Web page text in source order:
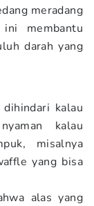
meradang
membantu
darah yang
kalau
kalau
misalnya
yang bisa
alas yang